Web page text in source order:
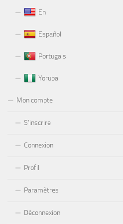
En
Español
Portugais
Yoruba
Mon compte
S’inscrire
Connexion
Profil
Paramètres
Déconnexion